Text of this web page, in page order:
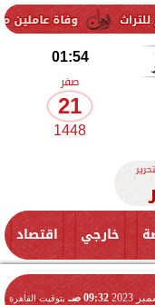
وفاة عاملين متأثرين
01:54
صفر
21
1448
خارجي اقتصاد
09:32 صـ بتوقيت القاهرة